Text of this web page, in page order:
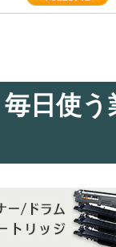
毎日使う